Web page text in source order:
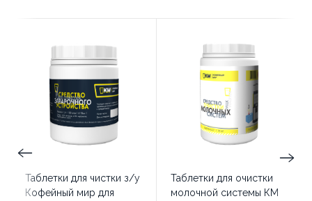
Таблетки для чистки з/у
Кофейный мир для
Таблетки для очистки
молочной системы КМ